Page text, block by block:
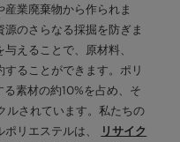
業廃棄物から作られま
のさらなる採掘を防ぎま
えることで、原材料、
ることができます。ポリ
素材の約10%を占め、そ
ルされています。私たちの
リエステルは、
リサイク